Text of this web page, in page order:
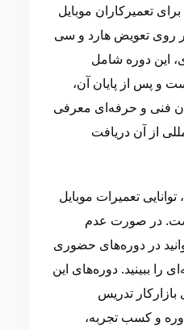
تعمیرکاران موبایل
روی تعویض هارد و سی
این دوره شامل
و پس از پایان آن،
فنی و حرفه‌ای معرفی
از آن دریافت
تعمیرات موبایل
در صورت عدم
در دوره‌های حضوری
را ببینید. دوره‌های این
بازارکار تدریس
و کسب تجربه،